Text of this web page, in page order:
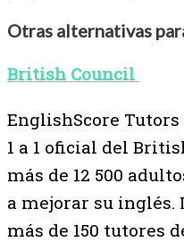
Otras alternativas
British Council
EnglishScore
1 a 1 oficial del
más de 12 500
a mejorar su inglés.
más de 150 tutores